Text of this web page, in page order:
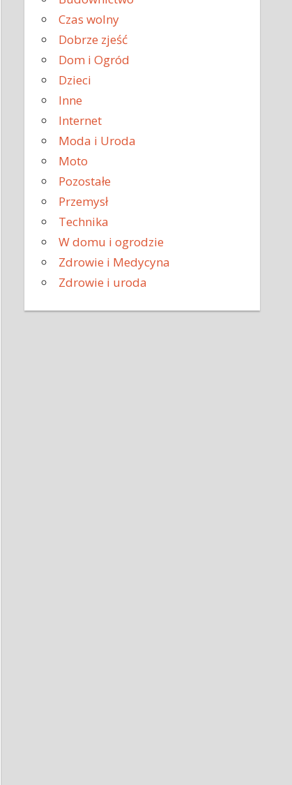
Czas wolny
Dobrze zjeść
Dom i Ogród
Dzieci
Inne
Internet
Moda i Uroda
Moto
Pozostałe
Przemysł
Technika
W domu i ogrodzie
Zdrowie i Medycyna
Zdrowie i uroda